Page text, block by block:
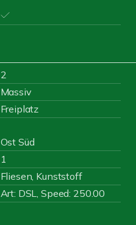
2
Massiv
Freiplatz
Ost Süd
1
Fliesen, Kunststoff
Art: DSL, Speed: 250.00